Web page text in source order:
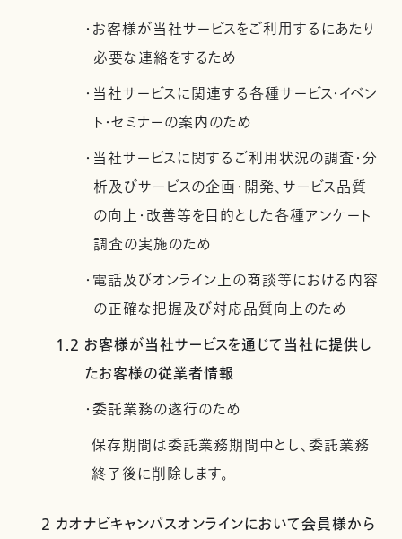
・お客様が当社サービスをご利用するにあたり
必要な連絡をするため
・当社サービスに関連する各種サービス・イベン
ト・セミナーの案内のため
・当社サービスに関するご利用状況の調査・分
析及びサービスの企画・開発、サービス品質
の向上・改善等を目的とした各種アンケート
調査の実施のため
・電話及びオンライン上の商談等における内容
の正確な把握及び対応品質向上のため
1.2 お客様が当社サービスを通じて当社に提供し
たお客様の従業者情報
・委託業務の遂行のため
保存期間は委託業務期間中とし、委託業務
終了後に削除します。
2 カオナビキャンパスオンラインにおいて会員様から